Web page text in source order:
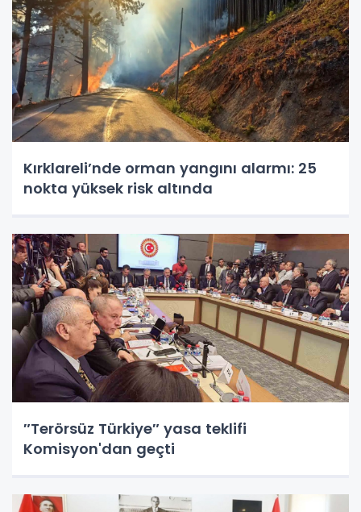
Kırklareli’nde orman yangını alarmı: 25
nokta yüksek risk altında
″Terörsüz Türkiye″ yasa teklifi
Komisyon'dan geçti